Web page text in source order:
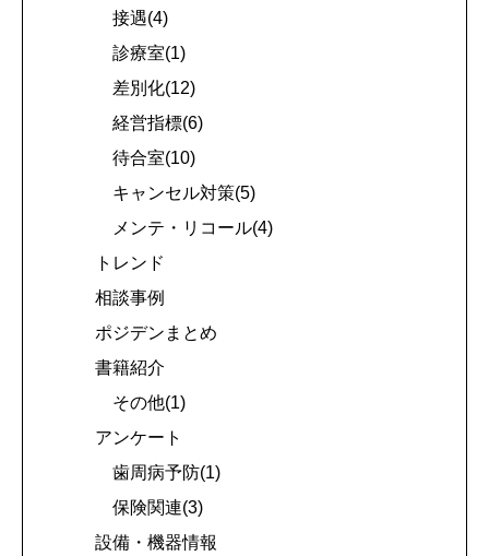
接遇(4)
診療室(1)
差別化(12)
経営指標(6)
待合室(10)
キャンセル対策(5)
メンテ・リコール(4)
トレンド
相談事例
ポジデンまとめ
書籍紹介
その他(1)
アンケート
歯周病予防(1)
保険関連(3)
設備・機器情報